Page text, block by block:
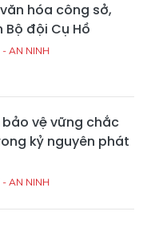
hóa công sở,
Bộ đội Cụ Hồ
- AN NINH
vệ vững chắc
kỷ nguyên phát
- AN NINH